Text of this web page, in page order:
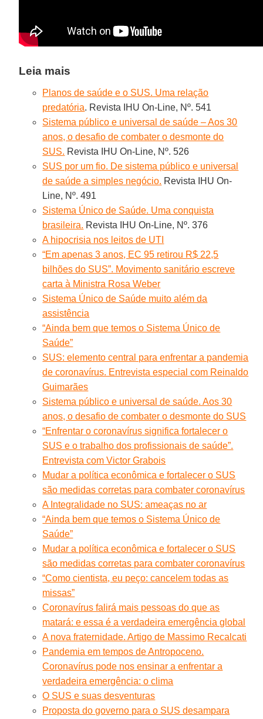
Leia mais
Planos de saúde e o SUS. Uma relação
predatória. Revista IHU On-Line, Nº. 541
Sistema público e universal de saúde – Aos 30
anos, o desafio de combater o desmonte do
SUS. Revista IHU On-Line, Nº. 526
SUS por um fio. De sistema público e universal
de saúde a simples negócio. Revista IHU On-
Line, Nº. 491
Sistema Único de Saúde. Uma conquista
brasileira. Revista IHU On-Line, Nº. 376
A hipocrisia nos leitos de UTI
“Em apenas 3 anos, EC 95 retirou R$ 22,5
bilhões do SUS”. Movimento sanitário escreve
carta à Ministra Rosa Weber
Sistema Único de Saúde muito além da
assistência
“Ainda bem que temos o Sistema Único de
Saúde”
SUS: elemento central para enfrentar a pandemia
de coronavírus. Entrevista especial com Reinaldo
Guimarães
Sistema público e universal de saúde. Aos 30
anos, o desafio de combater o desmonte do SUS
“Enfrentar o coronavírus significa fortalecer o
SUS e o trabalho dos profissionais de saúde”.
Entrevista com Victor Grabois
Mudar a política econômica e fortalecer o SUS
são medidas corretas para combater coronavírus
A Integralidade no SUS: ameaças no ar
“Ainda bem que temos o Sistema Único de
Saúde”
Mudar a política econômica e fortalecer o SUS
são medidas corretas para combater coronavírus
“Como cientista, eu peço: cancelem todas as
missas”
Coronavírus falirá mais pessoas do que as
matará: e essa é a verdadeira emergência global
A nova fraternidade. Artigo de Massimo Recalcati
Pandemia em tempos de Antropoceno.
Coronavírus pode nos ensinar a enfrentar a
verdadeira emergência: o clima
O SUS e suas desventuras
Proposta do governo para o SUS desampara